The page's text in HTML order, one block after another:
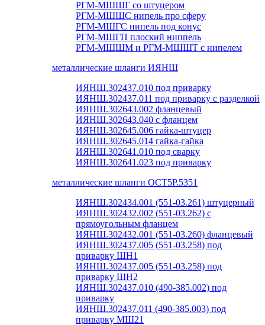
РГМ-МШШГ со штуцером
РГМ-МШШС нипель про сферу
РГМ-МШГС нипель под конус
РГМ-МШГП плоский ниппель
РГМ-МШШМ и РГМ-МШШТ с нипелем
металлические шланги ИЯНШ
ИЯНШ.302437.010 под приварку
ИЯНШ.302437.011 под приварку с разделкой
ИЯНШ.302643.002 фланцевый
ИЯНШ.302643.040 с фланцем
ИЯНШ.302645.006 гайка-штуцер
ИЯНШ.302645.014 гайка-гайка
ИЯНШ.302641.010 под сварку
ИЯНШ.302641.023 под приварку
металлические шланги ОСТ5Р.5351
ИЯНШ.302434.001 (551-03.261) штуцерный
ИЯНШ.302432.002 (551-03.262) с
прямоугольным фланцем
ИЯНШ.302432.001 (551-03.260) фланцевый
ИЯНШ.302437.005 (551-03.258) под
приварку ШН1
ИЯНШ.302437.005 (551-03.258) под
приварку ШН2
ИЯНШ.302437.010 (490-385.002) под
приварку
ИЯНШ.302437.011 (490-385.003) под
приварку МШ21